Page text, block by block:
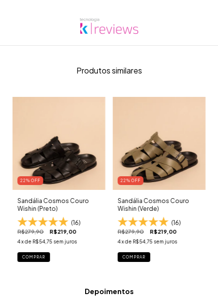
Produtos similares
22% OFF
Sandália Cosmos Couro
Wishin (Preto)
(16)
R$279,90 R$219,00
4x de R$54,75 sem juros
COMPRAR
22% OFF
Sandália Cosmos Couro
Wishin (Verde)
(16)
R$279,90 R$219,00
4x de R$54,75 sem juros
COMPRAR
Depoimentos